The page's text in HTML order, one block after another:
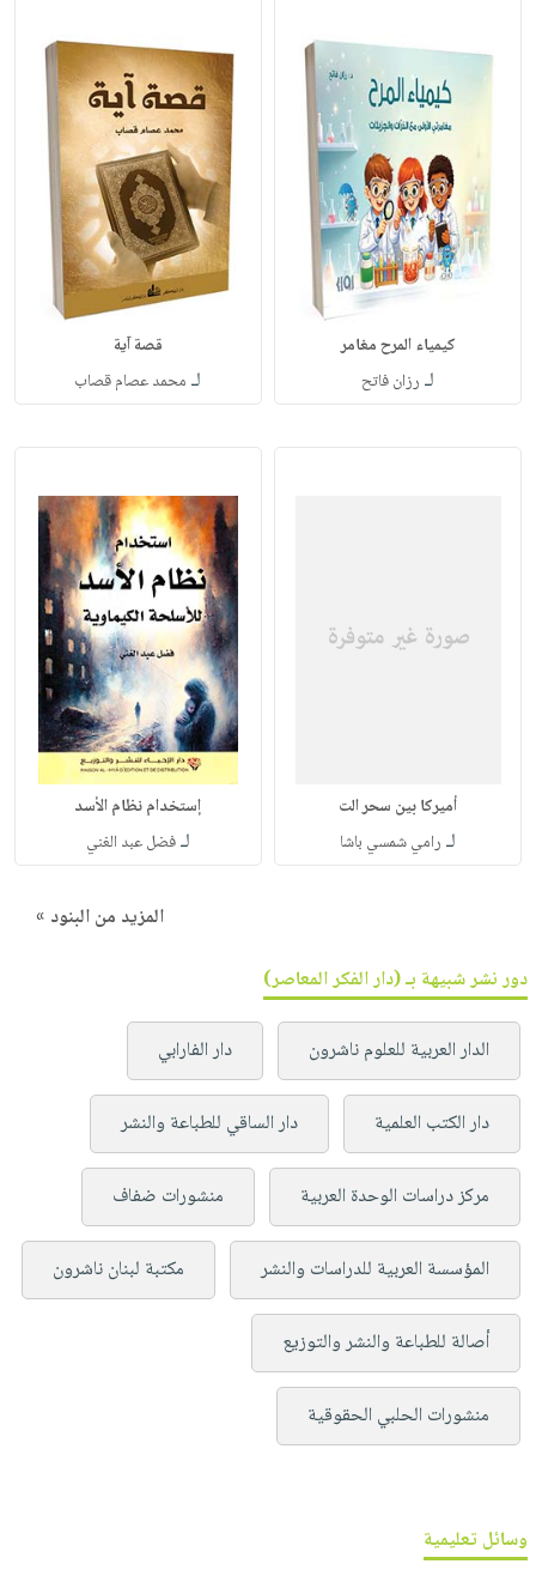
كيمياء المرح مغامر
لـ رزان فاتح
قصة آية
لـ محمد عصام قصاب
أميركا بين سحر الت
لـ رامي شمسي باشا
إستخدام نظام الأسد
لـفضل عبد الغني
المزيد من البنود »
دور نشر شبيهة بـ (دار الفكر المعاصر)
الدار العربية للعلوم ناشرون دار الفارابي
دار الكتب العلمية دار الساقي للطباعة والنشر
مركز دراسات الوحدة العربية منشورات ضفاف
المؤسسة العربية للدراسات والنشر مكتبة لبنان ناشرون
أصالة للطباعة والنشر والتوزيع
منشورات الحلبي الحقوقية
وسائل تعليمية